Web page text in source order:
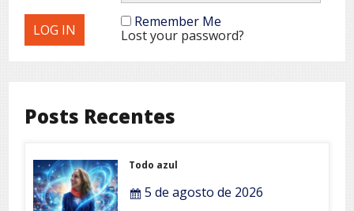
Remember Me
Lost your password?
Posts Recentes
Todo azul
5 de agosto de 2026